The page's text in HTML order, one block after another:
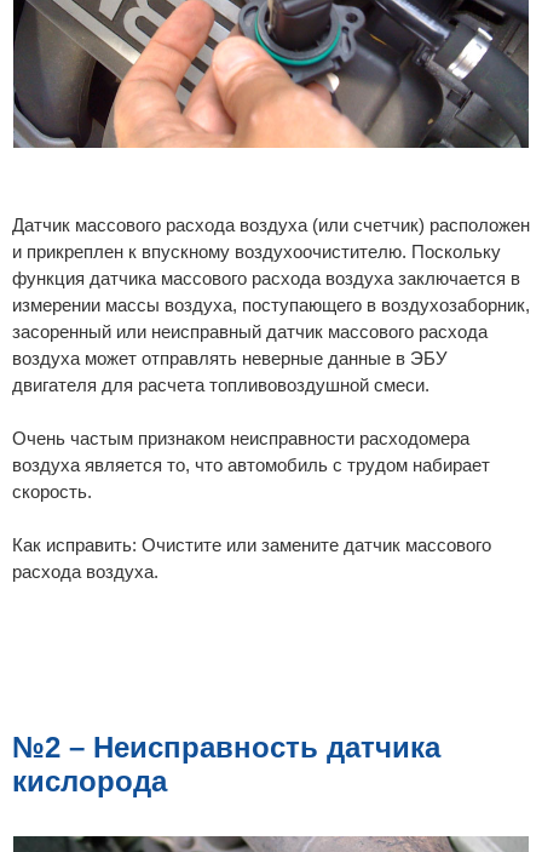
Датчик массового расхода воздуха (или счетчик) расположен
и прикреплен к впускному воздухоочистителю. Поскольку
функция датчика массового расхода воздуха заключается в
измерении массы воздуха, поступающего в воздухозаборник,
засоренный или неисправный датчик массового расхода
воздуха может отправлять неверные данные в ЭБУ
двигателя для расчета топливовоздушной смеси.
Очень частым признаком неисправности расходомера
воздуха является то, что автомобиль с трудом набирает
скорость.
Как исправить: Очистите или замените датчик массового
расхода воздуха.
№2 – Неисправность датчика
кислорода